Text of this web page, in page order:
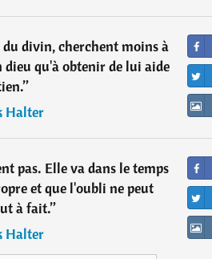
divin, cherchent moins à
qu'à obtenir de lui aide
”
Halter
pas. Elle va dans le temps
et que l'oubli ne peut
à fait.”
Halter